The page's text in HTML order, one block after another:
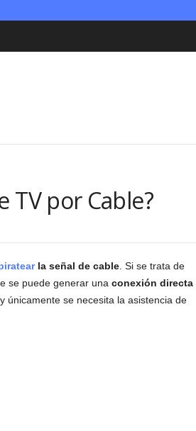
TV por Cable?
la señal de cable. Si se trata de
se puede generar una conexión directa
únicamente se necesita la asistencia de